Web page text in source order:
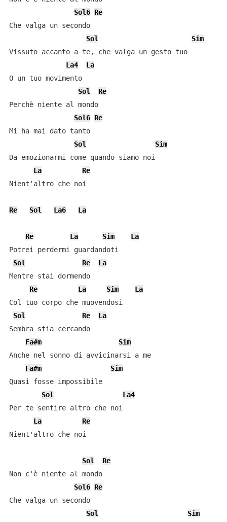
Sol6 Re
Che valga un secondo
Sol
Sim
Vissuto accanto a te, che valga un gesto tuo
La4
La
O un tuo movimento
Sol
Re
Perchè niente al mondo
Sol6 Re
Mi ha mai dato tanto
Sol
Sim
Da emozionarmi come quando siamo noi
La
Re
Nient'altro che noi
Re Sol La6 La
Re La Sim
La
Potrei perdermi guardandoti
Sol
Re
La
Mentre stai dormendo
Re
La Sim
La
Col tuo corpo che muovendosi
Sol
Re
La
Sembra stia cercando
Fa#m
Sim
Anche nel sonno di avvicinarsi a me
Fa#m
Sim
Quasi fosse impossibile
Sol
La4
Per te sentire altro che noi
La
Re
Nient'altro che noi
Sol
Re
Non c'è niente al mondo
Sol6 Re
Che valga un secondo
Sol
Sim